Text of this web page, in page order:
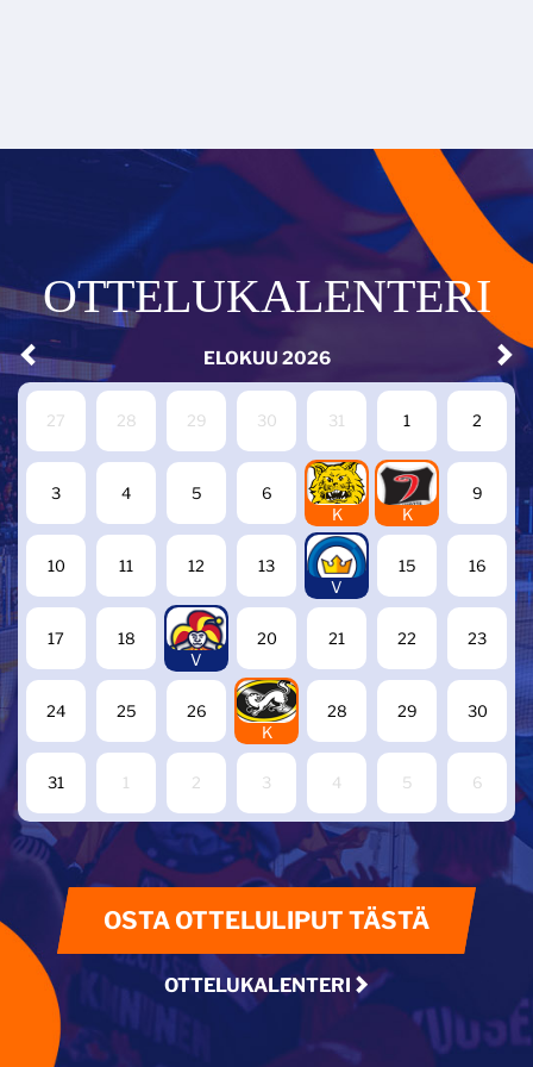
OTTELUKALENTERI
ELOKUU 2026
27 28 29 30 31 1 2
3 4 5 6
7
K
8
K
9
10 11 12 13
14
V
15 16
17 18
19
V
20 21 22 23
24 25 26
27
K
28 29 30
31 1 2 3 4 5 6
OSTA OTTELULIPUT TÄSTÄ
OTTELUKALENTERI